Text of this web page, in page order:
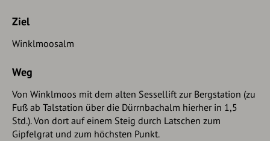
Ziel
Winklmoosalm
Weg
Von Winklmoos mit dem alten Sessellift zur Bergstation (zu
Fuß ab Talstation über die Dürrnbachalm hierher in 1,5
Std.). Von dort auf einem Steig durch Latschen zum
Gipfelgrat und zum höchsten Punkt.